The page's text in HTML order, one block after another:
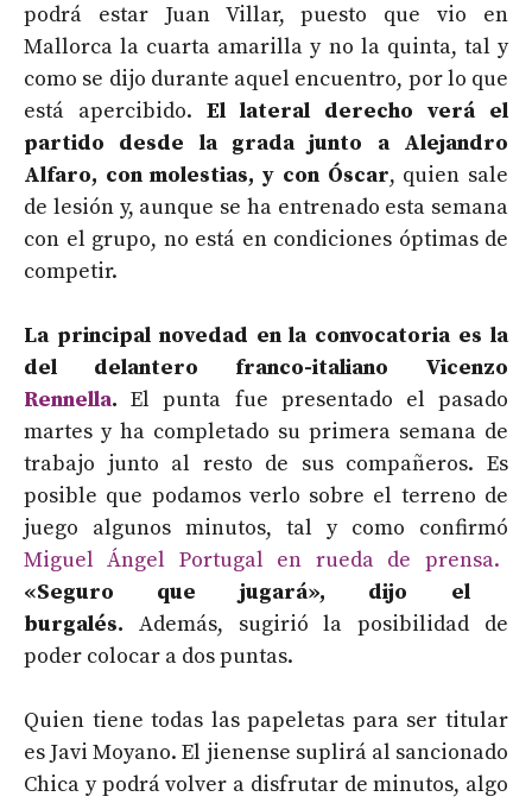
podrá estar Juan Villar, puesto que vio en
Mallorca la cuarta amarilla y no la quinta, tal y
como se dijo durante aquel encuentro, por lo que
está apercibido. El lateral derecho verá el
partido desde la grada junto a Alejandro
Alfaro, con molestias, y con Óscar, quien sale
de lesión y, aunque se ha entrenado esta semana
con el grupo, no está en condiciones óptimas de
competir.
La principal novedad en la convocatoria es la
del delantero franco-italiano Vicenzo
Rennella. El punta fue presentado el pasado
martes y ha completado su primera semana de
trabajo junto al resto de sus compañeros. Es
posible que podamos verlo sobre el terreno de
juego algunos minutos, tal y como confirmó
Miguel Ángel Portugal en rueda de prensa.
«Seguro que jugará», dijo el
burgalés. Además, sugirió la posibilidad de
poder colocar a dos puntas.
Quien tiene todas las papeletas para ser titular
es Javi Moyano. El jienense suplirá al sancionado
Chica y podrá volver a disfrutar de minutos, algo